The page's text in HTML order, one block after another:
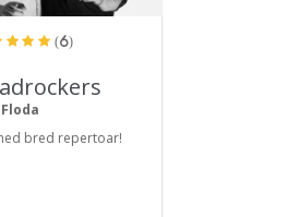
(6)
Floda
bred repertoar!